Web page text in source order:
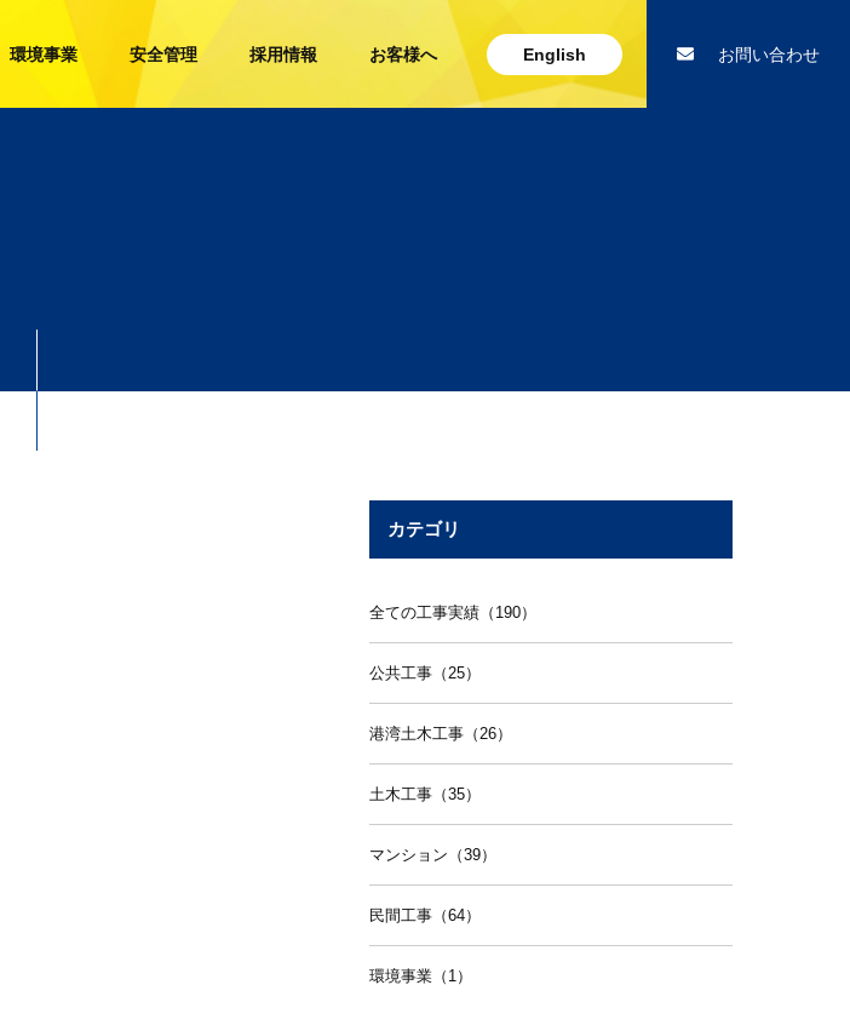
環境事業 安全管理 採用情報 お客様へ English お問い合わせ
カテゴリ
全ての工事実績（190）
公共工事（25）
港湾土木工事（26）
土木工事（35）
マンション（39）
民間工事（64）
環境事業（1）